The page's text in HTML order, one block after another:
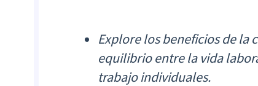
Explore los beneficios de la
equilibrio entre la vida
trabajo individuales.